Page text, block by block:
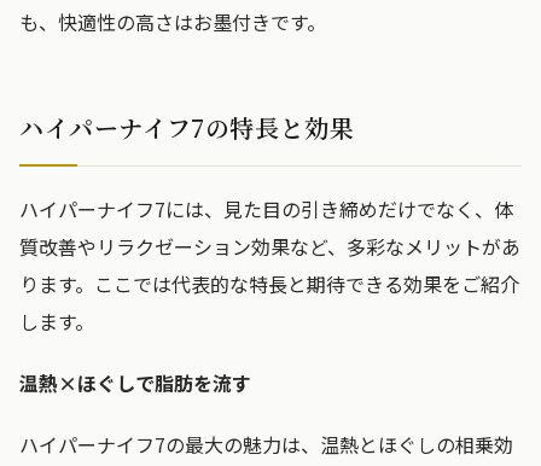
も、快適性の高さはお墨付きです。
ハイパーナイフ7の特長と効果
ハイパーナイフ7には、見た目の引き締めだけでなく、体
質改善やリラクゼーション効果など、多彩なメリットがあ
ります。ここでは代表的な特長と期待できる効果をご紹介
します。
温熱×ほぐしで脂肪を流す
ハイパーナイフ7の最大の魅力は、温熱とほぐしの相乗効